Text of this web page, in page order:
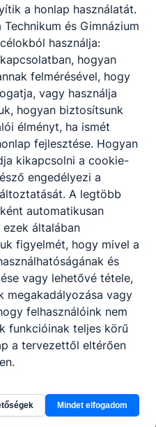
érettségi és szakmai
és szakmai vizsgái.
a honlap használatát.
és Gimnázium
használja:
hogyan
felmérésével, hogy
vagy használja
hogyan biztosítsunk
élményt, ha ismét
fejlesztése. Hogyan
kikapcsolni a cookie-
engedélyezi a
A legtöbb
automatikusan
általában
figyelmét, hogy mivel a
és
vagy lehetővé tétele,
megakadályozása vagy
felhasználóink nem
funkcióinak teljes körű
a tervezettől eltérően
Mindet elfogadom